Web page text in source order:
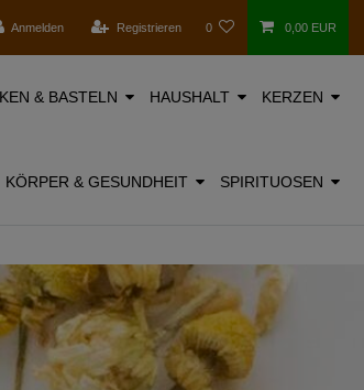
Anmelden Registrieren 0 0,00 EUR
& BASTELN HAUSHALT KERZEN
KÖRPER & GESUNDHEIT SPIRITUOSEN